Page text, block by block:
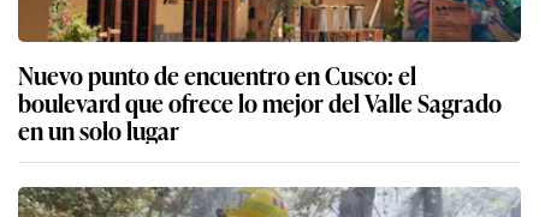
Nuevo punto de encuentro en Cusco: el
boulevard que ofrece lo mejor del Valle Sagrado
en un solo lugar